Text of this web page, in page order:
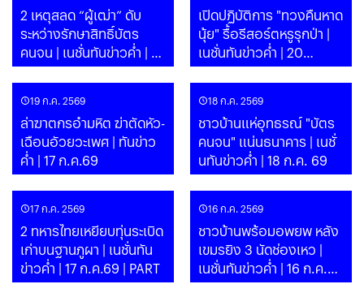
2 เหตุสลด “ผู้เฒ่า” ดับ
ระหว่างรักษาสิทธิ์บัตร
คนจน | เนชั่นทันข่าวค่ำ | 21
ก.ค.69 | PART
เปิดปฏิบัติการ "ทวงคืนหาด
นุ้ย" รื้อรีสอร์ตหรูรุกป่า |
เนชั่นทันข่าวค่ำ | 20
ก.ค.69 | PART
19 ก.ค. 2569
ล่าฆาตกรอำมหิต ฆ่าตัดหัว-
เฉือนอัวยวะเพศ | ทันข่าว
ค่ำ | 17 ก.ค.69
18 ก.ค. 2569
ชาวบ้านแห่อุทธรณ์ "บัตร
คนจน" แน่นธนาคาร | เนชั่
นทันข่าวค่ำ | 18 ก.ค. 69
17 ก.ค. 2569
2 ทหารไทยเหยียบทุ่นระเบิด
เก่าบนฐานภูผา | เนชั่นทัน
ข่าวค่ำ | 17 ก.ค.69 | PART
16 ก.ค. 2569
ชาวบ้านพร้อมอพยพ หลัง
เขมรยิง 3 นัดช่องเหว |
เนชั่นทันข่าวค่ำ | 16 ก.ค.69
| PART